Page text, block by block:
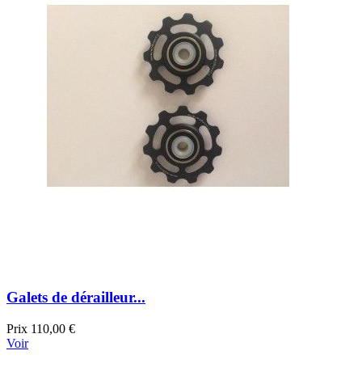
Galets de dérailleur...
Prix 110,00 €
Voir